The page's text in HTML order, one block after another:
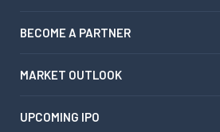
BECOME A PARTNER
MARKET OUTLOOK
UPCOMING IPO